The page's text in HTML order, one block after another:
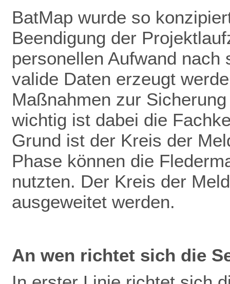
BatMap wurde so
Beendigung der
personellen Aufwand
valide Daten erzeugt
Maßnahmen zur
wichtig ist dabei die
Grund ist der Kreis der
Phase können die
nutzten. Der Kreis der
ausgeweitet werden.
An wen richtet sich die